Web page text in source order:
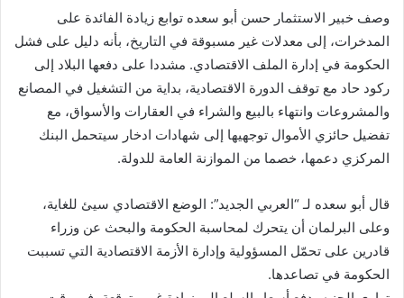
وصف خبير الاستثمار حسن أبو سعده توابع زيادة الفائدة على
المدخرات، إلى معدلات غير مسبوقة في التاريخ، بأنه دليل على فشل
الحكومة في إدارة الملف الاقتصادي. مشددا على دفعها البلاد إلى
ركود حاد مع توقف الدورة الاقتصادية، بداية من التشغيل في المصانع
والمشروعات وانتهاء بالبيع والشراء في العقارات والأسواق، مع
تفضيل حائزي الأموال توجهيها إلى شهادات ادخار سيتحمل البنك
المركزي دعمها، خصما من الموازنة العامة للدولة.
قال أبو سعده لـ “العربي الجديد”: الوضع الاقتصادي سيئ للغاية،
وعلى البرلمان أن يتحرك لمحاسبة الحكومة والبحث عن وزراء
قادرين على تحمّل المسؤولية وإدارة الأزمة الاقتصادية التي تسببت
الحكومة في تصاعدها.